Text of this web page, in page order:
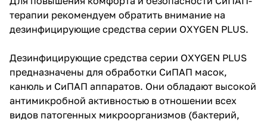
терапии рекомендуем обратить внимание на
дезинфицирующие средства серии OXYGEN PLUS.
Дезинфицирующие средства серии OXYGEN PLUS
предназначены для обработки СиПАП масок,
канюль и СиПАП аппаратов. Они обладают высокой
антимикробной активностью в отношении всех
видов патогенных микроорганизмов (бактерий,